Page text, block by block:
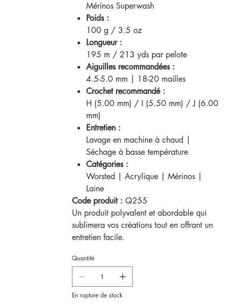
Mérinos Superwash
Poids :
100 g / 3.5 oz
Longueur :
195 m / 213 yds par pelote
Aiguilles recommandées :
4.5-5.0 mm | 18-20 mailles
Crochet recommandé :
H (5.00 mm) / I (5.50 mm) / J (6.00
mm)
Entretien :
Lavage en machine à chaud |
Séchage à basse température
Catégories :
Worsted | Acrylique | Mérinos |
Laine
Code produit : Q255
Un produit polyvalent et abordable qui
sublimera vos créations tout en offrant un
entretien facile.
Quantité
En rupture de stock